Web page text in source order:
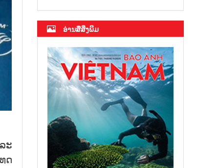
ະ
ດ
ອ່ານສື່ສິ່ງພິມ